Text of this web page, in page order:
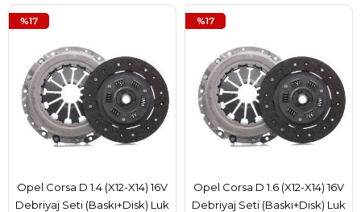
Opel Corsa D 1.4 (X12-X14) 16V
Debriyaj Seti (Baskı+Disk) Luk
%17
Opel Corsa D 1.6 (X12-X14) 16V
Debriyaj Seti (Baskı+Disk) Luk
%17